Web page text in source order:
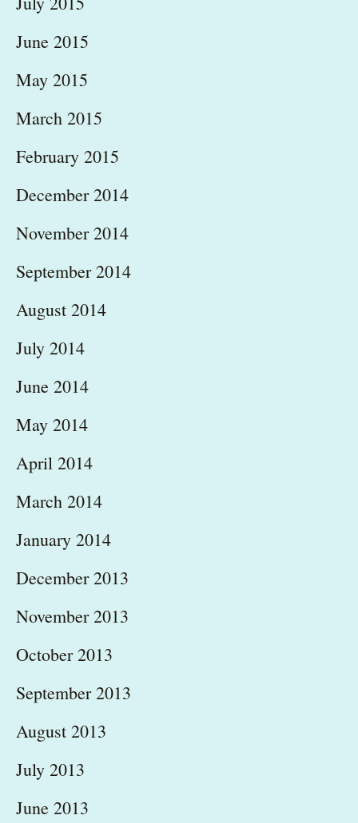
June 2015
May 2015
March 2015
February 2015
December 2014
November 2014
September 2014
August 2014
July 2014
June 2014
May 2014
April 2014
March 2014
January 2014
December 2013
November 2013
October 2013
September 2013
August 2013
July 2013
June 2013